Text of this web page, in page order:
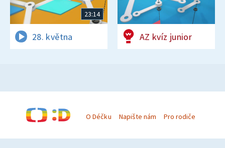
23:14
28. května AZ kvíz junior
O Déčku Napište nám Pro rodiče